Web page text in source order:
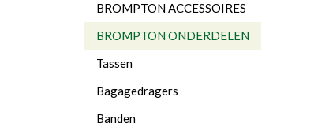
BROMPTON ACCESSOIRES
BROMPTON ONDERDELEN
Tassen
Bagagedragers
Banden